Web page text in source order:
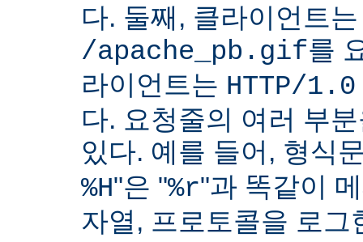
다. 둘째, 클라이언트
/apache_pb.gif를
라이언트는 HTTP/1.0
다. 요청줄의 여러 부
있다. 예를 들어, 형식
%H"은 "%r"과 똑같이
자열, 프로토콜을 로그